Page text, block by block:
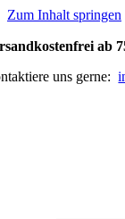
Zum Inhalt springen
uns gerne: